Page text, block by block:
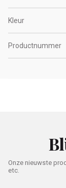
Kleur
Productnummer
Onze nieuwste
etc.